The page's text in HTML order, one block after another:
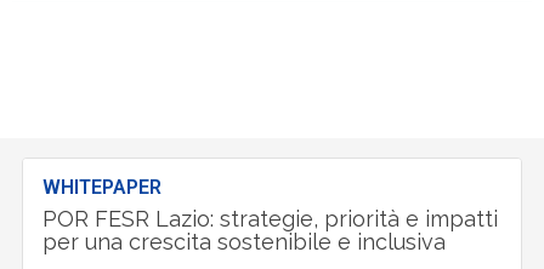
WHITEPAPER
POR FESR Lazio: strategie, priorità e impatti
per una crescita sostenibile e inclusiva